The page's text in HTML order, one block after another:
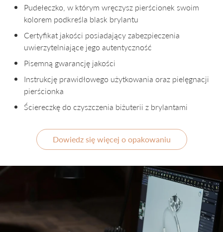
Pudełeczko, w którym wręczysz pierścionek swoim
kolorem podkreśla blask brylantu
Certyfikat jakości posiadający zabezpieczenia
uwierzytelniające jego autentyczność
Pisemną gwarancję jakości
Instrukcję prawidłowego użytkowania oraz pielęgnacji
pierścionka
Ściereczkę do czyszczenia biżuterii z brylantami
Dowiedz się więcej o opakowaniu